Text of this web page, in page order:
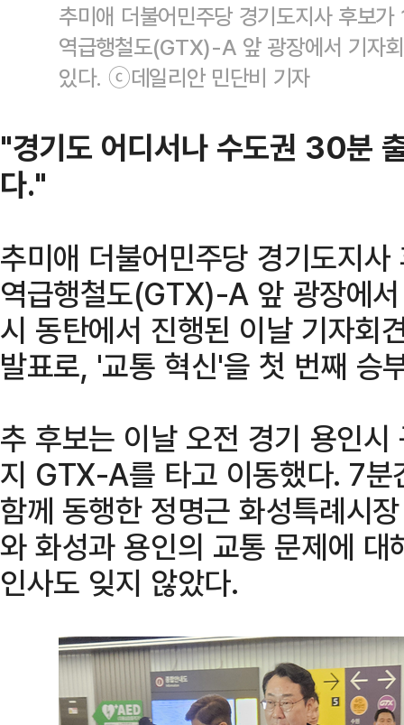
추미애 더불어민주당 경기도지사 후보
역급행철도(GTX)-A 앞 광장에서 기자
있다. ⓒ데일리안 민단비 기자
"경기도 어디서나 수도권 30분
다."
추미애 더불어민주당 경기도지
역급행철도(GTX)-A 앞 광장에
시 동탄에서 진행된 이날 기자회
발표로, '교통 혁신'을 첫 번째 승
추 후보는 이날 오전 경기 용인
지 GTX-A를 타고 이동했다. 7분
함께 동행한 정명근 화성특례시
와 화성과 용인의 교통 문제에
인사도 잊지 않았다.